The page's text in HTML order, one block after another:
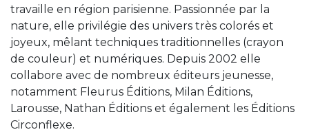
travaille en région parisienne. Passionnée par la
nature, elle privilégie des univers très colorés et
joyeux, mêlant techniques traditionnelles (crayon
de couleur) et numériques. Depuis 2002 elle
collabore avec de nombreux éditeurs jeunesse,
notamment Fleurus Éditions, Milan Éditions,
Larousse, Nathan Éditions et également les Éditions
Circonflexe.